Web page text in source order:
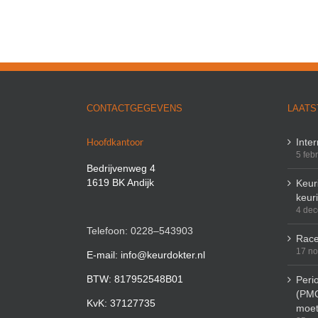
CONTACTGEGEVENS
Hoofdkantoor
Bedrijvenweg 4
1619 BK Andijk
Telefoon: 0228–543903
E-mail: info@keurdokter.nl
BTW: 817952548B01
KvK: 37127735
5
4
17